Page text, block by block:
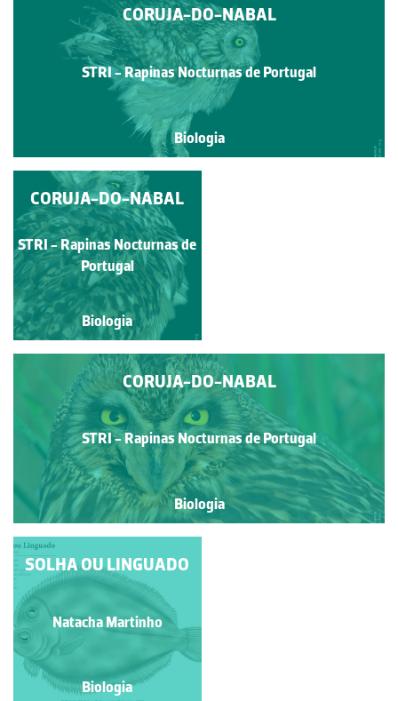
CORUJA-DO-NABAL
STRI - Rapinas Nocturnas de Portugal
Biologia
CORUJA-DO-NABAL
STRI - Rapinas Nocturnas
de Portugal
Biologia
CORUJA-DO-NABAL
STRI - Rapinas Nocturnas de
Portugal
Biologia
CORUJA-DO-NABAL
STRI - Rapinas Nocturnas de Portugal
Biologia
PALOMENA PRASINA
Manuela Lopes
Biologia
SOLHA OU LINGUADO
Natacha Martinho
Biologia